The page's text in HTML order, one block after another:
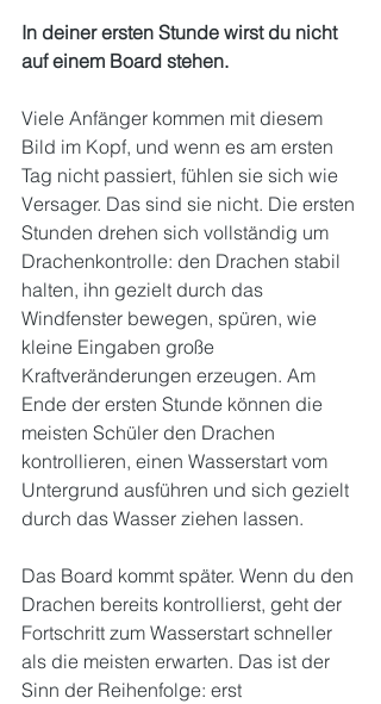
In deiner ersten Stunde wirst du nicht
auf einem Board stehen.
Viele Anfänger kommen mit diesem
Bild im Kopf, und wenn es am ersten
Tag nicht passiert, fühlen sie sich wie
Versager. Das sind sie nicht. Die ersten
Stunden drehen sich vollständig um
Drachenkontrolle: den Drachen stabil
halten, ihn gezielt durch das
Windfenster bewegen, spüren, wie
kleine Eingaben große
Kraftveränderungen erzeugen. Am
Ende der ersten Stunde können die
meisten Schüler den Drachen
kontrollieren, einen Wasserstart vom
Untergrund ausführen und sich gezielt
durch das Wasser ziehen lassen.
Das Board kommt später. Wenn du den
Drachen bereits kontrollierst, geht der
Fortschritt zum Wasserstart schneller
als die meisten erwarten. Das ist der
Sinn der Reihenfolge: erst